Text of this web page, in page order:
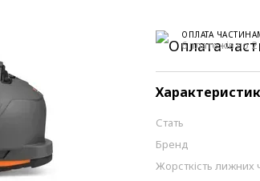
ОПЛАТА
6 платежів по 2
Стать
Бренд
Жорсткість лижних